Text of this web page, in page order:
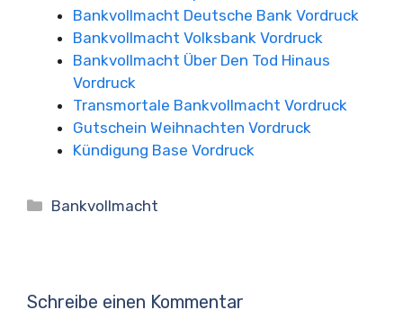
Bankvollmacht Deutsche Bank Vordruck
Bankvollmacht Volksbank Vordruck
Bankvollmacht Über Den Tod Hinaus
Vordruck
Transmortale Bankvollmacht Vordruck
Gutschein Weihnachten Vordruck
Kündigung Base Vordruck
Kategorien
Bankvollmacht
Schreibe einen Kommentar